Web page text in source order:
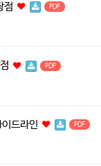
점 PDF
PDF
드라인 PDF